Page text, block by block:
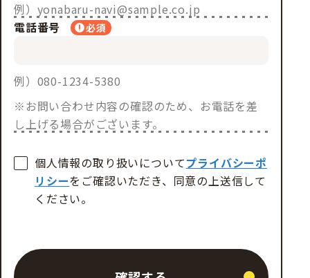
例）yonabaru-navi@sample.co.jp
電話番号
必須
例）080-1234-5380
※お問い合わせ内容の確認のため、お電話を差
し上げる場合がございます。
個人情報の取り扱いについてプライバシーポ
リシーをご確認いただき、同意の上送信して
ください。